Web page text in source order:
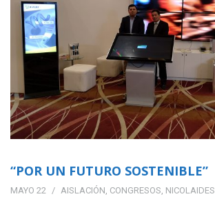
“POR UN FUTURO SOSTENIBLE”
MAYO 22 AISLACIÓN, CONGRESOS, NICOLAIDES